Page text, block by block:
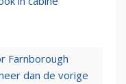
Farnborough
dan de vorige